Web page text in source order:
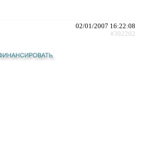
02/01/2007 16:22:08
#392202